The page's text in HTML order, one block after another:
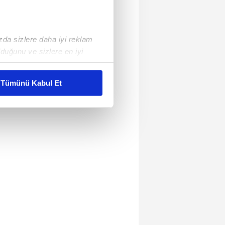
sizlere daha iyi reklam
ve sizlere en iyi
karşılamak
kullanılmaktadır. Bu
sunulması
ve sizlere yönelik
detaylı bilgi için Ayarlar
ve sitemizde ilgili
Tümünü Kabul Et